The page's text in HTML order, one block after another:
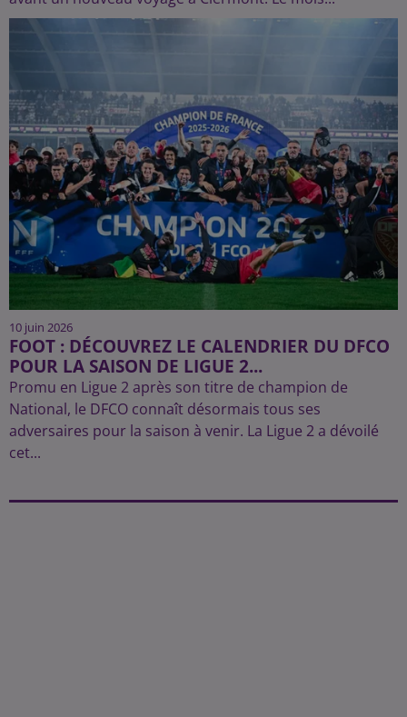
10 juin 2026
FOOT : DÉCOUVREZ LE CALENDRIER DU DFCO
POUR LA SAISON DE LIGUE 2...
Promu en Ligue 2 après son titre de champion de
National, le DFCO connaît désormais tous ses
adversaires pour la saison à venir. La Ligue 2 a dévoilé
cet...